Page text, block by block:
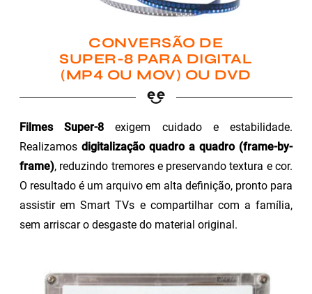
CONVERSÃO DE
SUPER-8 PARA DIGITAL
(MP4 OU MOV) OU DVD
Filmes Super-8 exigem cuidado e estabilidade.
Realizamos digitalização quadro a quadro (frame-by-
frame), reduzindo tremores e preservando textura e cor.
O resultado é um arquivo em alta definição, pronto para
assistir em Smart TVs e compartilhar com a família,
sem arriscar o desgaste do material original.